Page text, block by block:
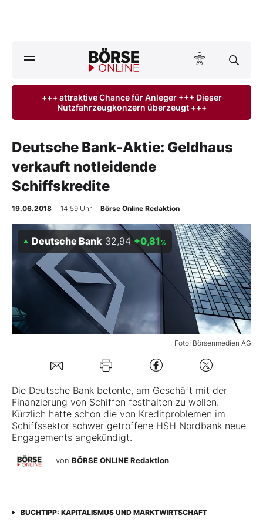
ktuelle Ausgabe BÖRSE ONLINE lesen
Finanz-Check
BO-Musterdepots
Experten
Mein B:O
Folgen Sie uns
Kontakt
+++ attraktive Chance für Anleger +++ Dieser
Nutzfahrzeugkonzern überzeugt +++
Deutsche Bank-Aktie: Geldhaus
verkauft notleidende
Schiffskredite
19.06.2018 · 14:59 Uhr · Börse Online Redaktion
Foto: Börsenmedien AG
Deutsche Bank 32,94 +0,81 %
Die Deutsche Bank betonte, am Geschäft mit der
Finanzierung von Schiffen festhalten zu wollen.
Kürzlich hatte schon die von Kreditproblemen im
Schiffssektor schwer getroffene HSH Nordbank neue
Engagements angekündigt.
von BÖRSE ONLINE Redaktion
BUCHTIPP: KAPITALISMUS UND MARKTWIRTSCHAFT